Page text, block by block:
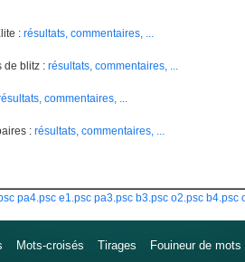
: résultats, commentaires, ...
de blitz : résultats, commentaires, ...
commentaires, ...
: résultats, commentaires, ...
pa4.psc e1.psc pa3.psc b3.psc o2.psc b4.psc
Mots-croisés Tirages Fouineur de mots